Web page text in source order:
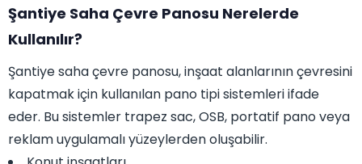
Şantiye Saha Çevre Panosu Nerelerde
Kullanılır?
Şantiye saha çevre panosu, inşaat alanlarının çevresini
kapatmak için kullanılan pano tipi sistemleri ifade
eder. Bu sistemler trapez sac, OSB, portatif pano veya
reklam uygulamalı yüzeylerden oluşabilir.